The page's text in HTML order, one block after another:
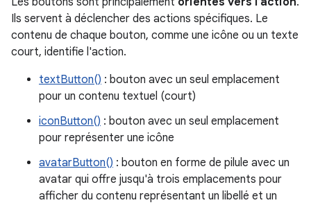
Ils servent à déclencher des actions spécifiques. Le
contenu de chaque bouton, comme une icône ou un texte
court, identifie l'action.
textButton() : bouton avec un seul emplacement
pour un contenu textuel (court)
iconButton() : bouton avec un seul emplacement
pour représenter une icône
avatarButton() : bouton en forme de pilule avec un
avatar qui offre jusqu'à trois emplacements pour
afficher du contenu représentant un libellé et un